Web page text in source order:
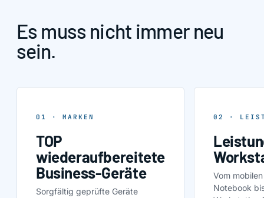
Es muss nicht immer neu
sein.
01 · MARKEN
TOP
wiederaufbereitete
Business-Geräte
Sorgfältig geprüfte Geräte
02 ·
Vom
Notebook